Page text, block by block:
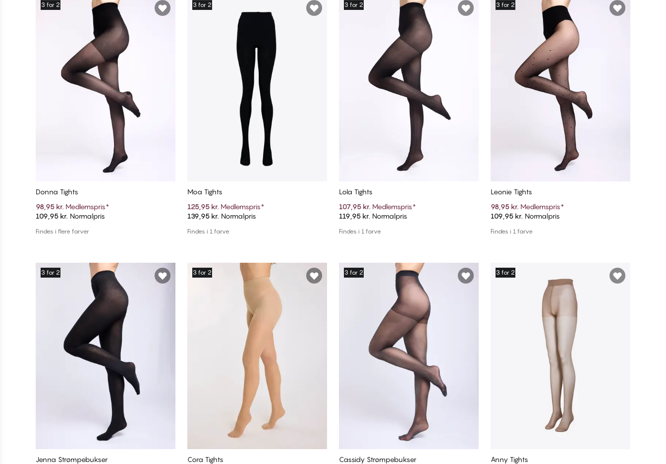
Tilføj til kurv
3 for 2
Donna Tights
98,95 kr. Medlemspris*
109,95 kr. Normalpris
Findes i flere farver
Tilføj til kurv
3 for 2
Moa Tights
125,95 kr. Medlemspris*
139,95 kr. Normalpris
Findes i 1 farve
Tilføj til kurv
3 for 2
Lola Tights
107,95 kr. Medlemspris*
119,95 kr. Normalpris
Findes i 1 farve
Tilføj til kurv
3 for 2
Leonie Tights
98,95 kr. Medlemspris*
109,95 kr. Normalpris
Findes i 1 farve
3 for 2
Jenna Strømpebukser
3 for 2
Cora Tights
3 for 2
Cassidy Strømpebukser
3 for 2
Anny Tights